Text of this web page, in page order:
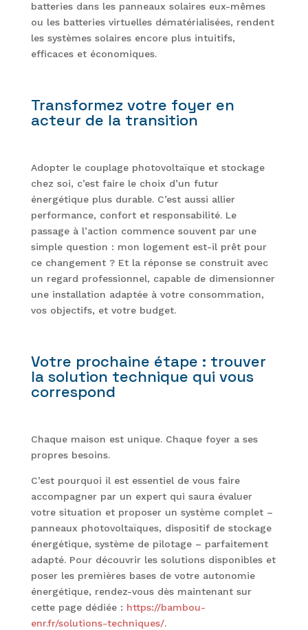
batteries dans les panneaux solaires eux-mêmes
ou les batteries virtuelles dématérialisées, rendent
les systèmes solaires encore plus intuitifs,
efficaces et économiques.
Transformez votre foyer en
acteur de la transition
Adopter le couplage photovoltaïque et stockage
chez soi, c’est faire le choix d’un futur
énergétique plus durable. C’est aussi allier
performance, confort et responsabilité. Le
passage à l’action commence souvent par une
simple question : mon logement est-il prêt pour
ce changement ? Et la réponse se construit avec
un regard professionnel, capable de dimensionner
une installation adaptée à votre consommation,
vos objectifs, et votre budget.
Votre prochaine étape : trouver
la solution technique qui vous
correspond
Chaque maison est unique. Chaque foyer a ses
propres besoins.
C’est pourquoi il est essentiel de vous faire
accompagner par un expert qui saura évaluer
votre situation et proposer un système complet –
panneaux photovoltaïques, dispositif de stockage
énergétique, système de pilotage – parfaitement
adapté. Pour découvrir les solutions disponibles et
poser les premières bases de votre autonomie
énergétique, rendez-vous dès maintenant sur
cette page dédiée : https://bambou-
enr.fr/solutions-techniques/.